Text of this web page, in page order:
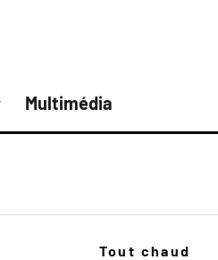
Multimédia
Tout chaud